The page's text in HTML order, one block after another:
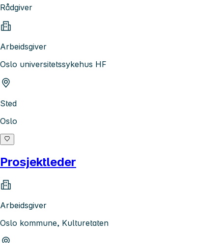
Rådgiver
Arbeidsgiver
Oslo universitetssykehus HF
Sted
Oslo
Prosjektleder
Arbeidsgiver
Oslo kommune, Kulturetaten